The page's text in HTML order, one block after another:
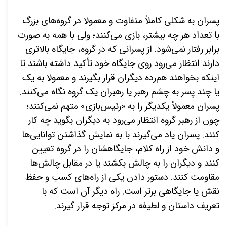
پسران به شکلی کاملاً متفاوت و معمولا در گروه­‌های بزرگ
با تعداد هر چه بیشتر، بازی می­‌کنند؛ ولی با همه به صورت
برابر رفتار نمی‌­شود. از پسرانی که در گروه، جایگاه بالاتری
دارند انتظار می‌­رود روی جایگاه خود تأکید داشته باشند تا
اینکه بخواهند هم­‌رده دیگران قرار بگیرند و معمولا به یک
یا چند پسر به چشم رهبر یا رهبران یک گروه نگاه می­‌کنند.
پسران معمولاً یکدیگر را به «رئیس‌­بازی» متهم نمی‌­کنند؛
چون از رهبر گروه انتظار می‌­رود به دیگران بگوید چه کار
کنند. پسران یاد می‌­گیرند با به نمایش گذاشتن توانایی­‌ها
و دانش خود از راه کلام، جایگاهشان را در گروه تعیین
کنند و دیگران را به چالش بکشند یا در مقابل چالش‌­ها
مقاومت کنند. دستور دادن یکی از راه‌­های کسب و حفظ
نقش یا جایگاهی برتر است. راه دیگر آن است که با
تعریف داستان و لطیفه در مرکز توجه قرار گیرند.